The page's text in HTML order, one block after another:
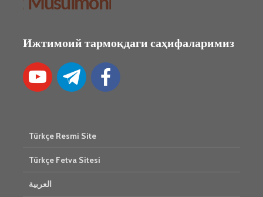
Ижтимоий тармоқдаги саҳифаларимиз
Türkçe Resmi Site
Türkçe Fetva Sitesi
العربية